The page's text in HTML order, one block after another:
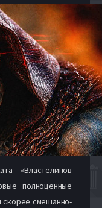
«Властелинов
полноценные
скорее смешанно-